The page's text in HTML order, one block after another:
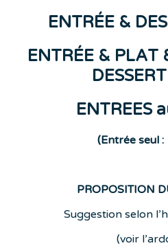
ENTRÉE &
ENTRÉE & PLAT
ENTREES
(Entrée seul :
PROPOSITION
Suggestion selon
(voir